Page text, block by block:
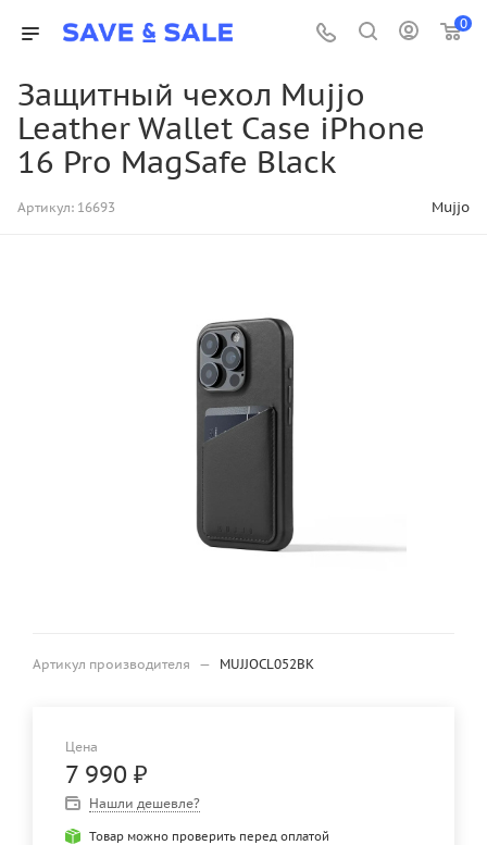
0
Защитный чехол Mujjo
Leather Wallet Case iPhone
16 Pro MagSafe Black
Артикул: 16693 Mujjo
Артикул производителя — MUJJOCL052BK
Цена
7 990 ₽
Нашли дешевле?
Товар можно проверить перед оплатой